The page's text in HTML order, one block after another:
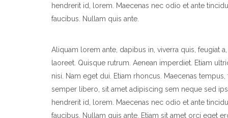
hendrerit id, lorem. Maecenas nec odio et ante
faucibus. Nullam quis ante.
Aliquam lorem ante, dapibus in, viverra quis, feugiat
laoreet. Quisque rutrum. Aenean imperdiet. Etiam
nisi. Nam eget dui. Etiam rhoncus. Maecenas
semper libero, sit amet adipiscing sem neque sed
hendrerit id, lorem. Maecenas nec odio et ante
faucibus. Nullam quis ante. Etiam sit amet orci eget